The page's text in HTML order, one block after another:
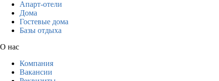
Апарт-отели
Дома
Гостевые дома
Базы отдыха
О нас
Компания
Вакансии